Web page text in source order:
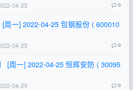
04-25 0
[周一] 2022-04-25 包钢股份 ( 600010
04-25 0
[周一] 2022-04-25 恒辉安防 ( 30095
04-25 0